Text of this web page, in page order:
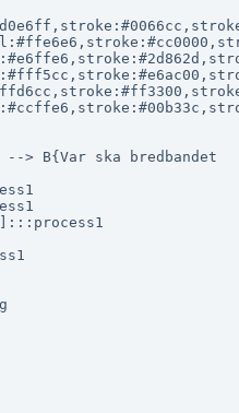
> B{Var ska bredbandet